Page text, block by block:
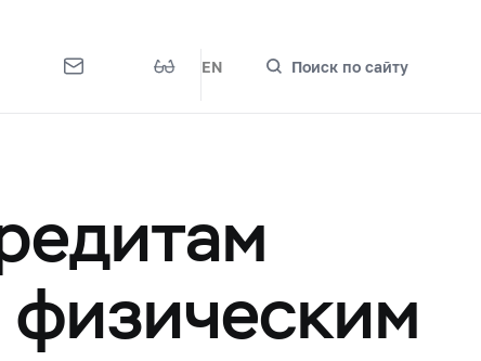
EN Поиск по сайту